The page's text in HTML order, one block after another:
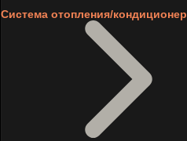
Система отопления/кондиционер